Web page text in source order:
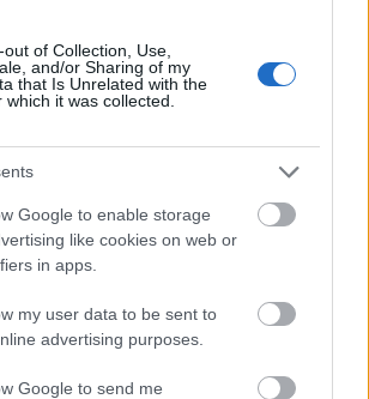
of Collection, Use,
and/or Sharing of my
that Is Unrelated with the
it was collected.
Google to enable storage
like cookies on web or
in apps.
my user data to be sent to
advertising purposes.
Google to send me